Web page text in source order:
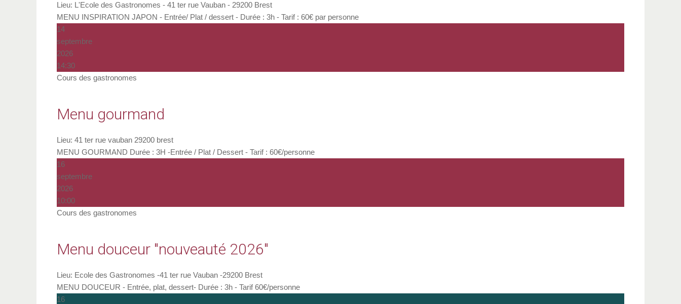
Lieu: L'Ecole des Gastronomes - 41 ter rue Vauban - 29200 Brest
MENU INSPIRATION JAPON - Entrée/ Plat / dessert - Durée : 3h - Tarif : 60€ par personne
14
septembre
2026
14:30
Cours des gastronomes
Menu gourmand
Lieu: 41 ter rue vauban 29200 brest
MENU GOURMAND Durée : 3H -Entrée / Plat / Dessert - Tarif : 60€/personne
16
septembre
2026
10:00
Cours des gastronomes
Menu douceur "nouveauté 2026"
Lieu: Ecole des Gastronomes -41 ter rue Vauban -29200 Brest
MENU DOUCEUR - Entrée, plat, dessert- Durée : 3h - Tarif 60€/personne
16